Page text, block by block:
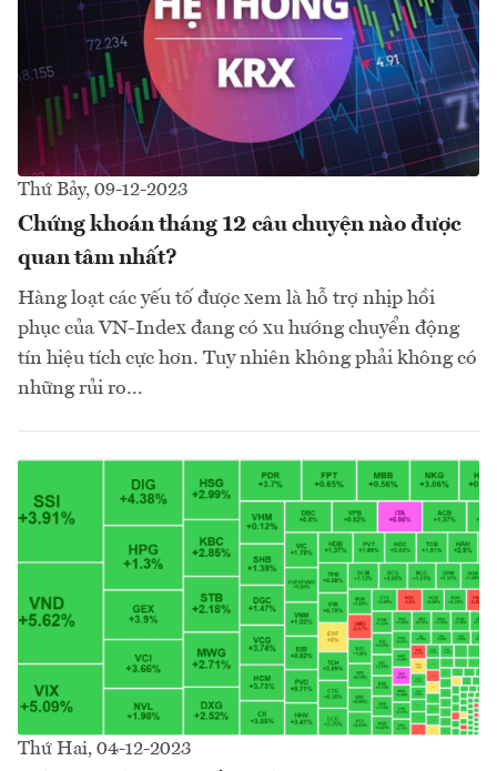
Thứ Bảy, 09-12-2023
Chứng khoán tháng 12 câu chuyện nào được
quan tâm nhất?
Hàng loạt các yếu tố được xem là hỗ trợ nhịp hồi
phục của VN-Index đang có xu hướng chuyển động
tín hiệu tích cực hơn. Tuy nhiên không phải không có
những rủi ro...
Thứ Hai, 04-12-2023